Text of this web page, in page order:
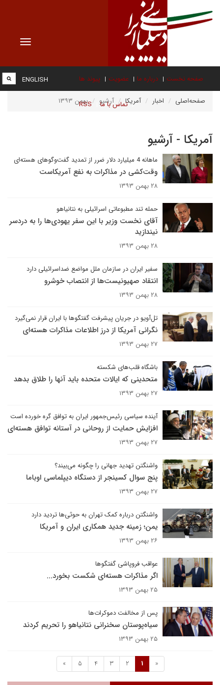
Toggle
صفحه نخست درباره ما عضویت پیوند ها
تماس با ما RSS
ENGLISH
صفحه‌اصلی اخبار آمریکا آرشیو بهمن ۱۳۹۳
آمریکا - آرشیو
ماهانه 4 میلیارد دلار ضرر از تمدید گفت‌وگوهای هسته‌ای
وقت‌کشی در مذاکرات به نفع آمریکاست
۲۸ بهمن ۱۳۹۳
حمله تند مطبوعاتی اسرائیلی به نتانیاهو
آقای نخست وزیر با این سفر یهودی‌ها را به دردسر
نیندازید
۲۸ بهمن ۱۳۹۳
سفیر ایران در سازمان ملل مواضع ضداسرائیلی دارد
انتقاد صهیونیست‌ها از انتصاب خوشرو
۲۸ بهمن ۱۳۹۳
تل‌آویو در جریان پیشرفت گفتگوها با ایران قرار نمی‌گیرد
نگرانی آمریکا از درز اطلاعات مذاکرات هسته‌ای
۲۷ بهمن ۱۳۹۳
باشگاه قلب‌های شکسته
متحدینی که ایالات متحده باید آنها را طلاق بدهد
۲۷ بهمن ۱۳۹۳
آینده سیاسی رئیس‌جمهور ایران به توافق گره خورده است
افزایش حمایت از روحانی در آستانه توافق هسته‌ای
۲۷ بهمن ۱۳۹۳
واشنگتن تهدید جهانی را چگونه می‌بیند؟
پنج سوال کسینجر از دستگاه دیپلماسی اوباما
۲۷ بهمن ۱۳۹۳
واشنگتن درباره کمک تهران به حوثی‌ها تردید دارد
یمن؛ زمینه جدید همکاری ایران و آمریکا
۲۶ بهمن ۱۳۹۳
عواقب فروپاشی گفتگوها
اگر مذاکرات هسته‌ای شکست بخورد...
۲۵ بهمن ۱۳۹۳
پس از مخالفت دموکرات‌ها
سیاه‌پوستان سخنرانی نتانیاهو را تحریم کردند
۲۵ بهمن ۱۳۹۳
«
1
2
3
4
5
»